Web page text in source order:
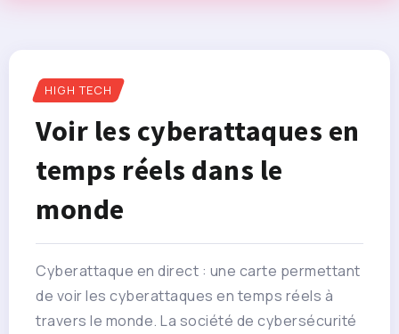
HIGH TECH
Voir les cyberattaques en
temps réels dans le
monde
Cyberattaque en direct : une carte permettant
de voir les cyberattaques en temps réels à
travers le monde. La société de cybersécurité